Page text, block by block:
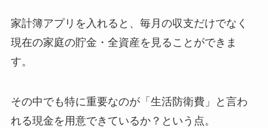
家計簿アプリを入れると、毎月の収支だけでなく
現在の家庭の貯金・全資産を見ることができま
す。
その中でも特に重要なのが「生活防衛費」と言わ
れる現金を用意できているか？という点。